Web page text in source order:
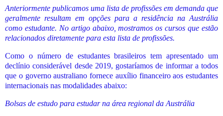
Anteriormente publicamos uma lista de profissões em demanda que
geralmente resultam em opções para a residência na Austrália
como estudante. No artigo abaixo, mostramos os cursos que estão
relacionados diretamente para esta lista de profissões.
Como o número de estudantes brasileiros tem apresentado um
declínio considerável desde 2019, gostaríamos de informar a todos
que o governo australiano fornece auxílio financeiro aos estudantes
internacionais nas modalidades abaixo:
Bolsas de estudo para estudar na área regional da Austrália